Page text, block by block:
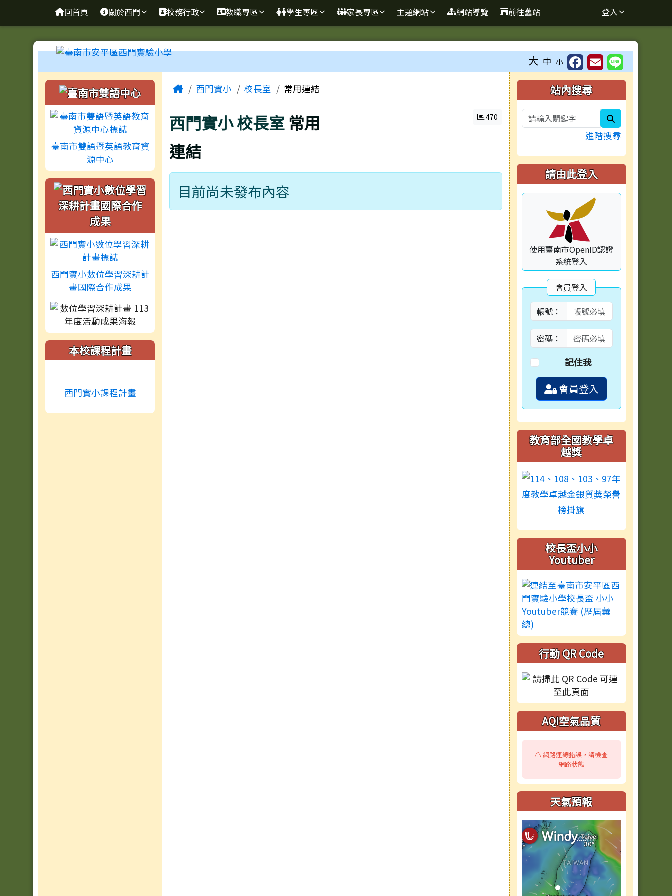
臺南市安平區西門實驗小學
回首頁 關於西門 校務行政 教職專區 學生專區 家長專區 主題網站 網站導覽 前往舊站 登入
工具列 大 中 小
左邊區域內容
臺南市雙語暨英語教育資
源中心
西門實小數位學習深耕計
畫國際合作成果
本校課程計畫
西門實小課程計畫
主內容區域
Home西門實小 校長室 常用連結
西門實小校長室常用
連結
470
目前尚未發布內容
右邊區域內容
站內搜尋
進階搜尋
請由此登入
使用臺南市OpenID認證
系統登入
會員登入
帳號：
密碼：
記住我
會員登入
教育部全國教學卓
越獎
校長盃小小
Youtuber
行動 QR Code
AQI空氣品質
⚠️ 網路連線錯誤，請檢查
網路狀態
天氣預報
頁尾區域